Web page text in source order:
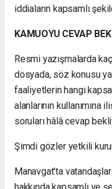
iddiaların kapsamlı
KAMUOYU CEVAP
Resmi yazışmalarda
dosyada, söz konusu
faaliyetlerin hangi
alanlarının kullanımına
soruları hâlâ cevap
Şimdi gözler yetkili
Manavgat'ta